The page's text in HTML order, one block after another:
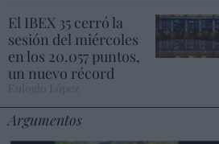
El IBEX 35 cerró la
sesión del miércoles
en los 20.057 puntos,
un nuevo récord
Argumentos